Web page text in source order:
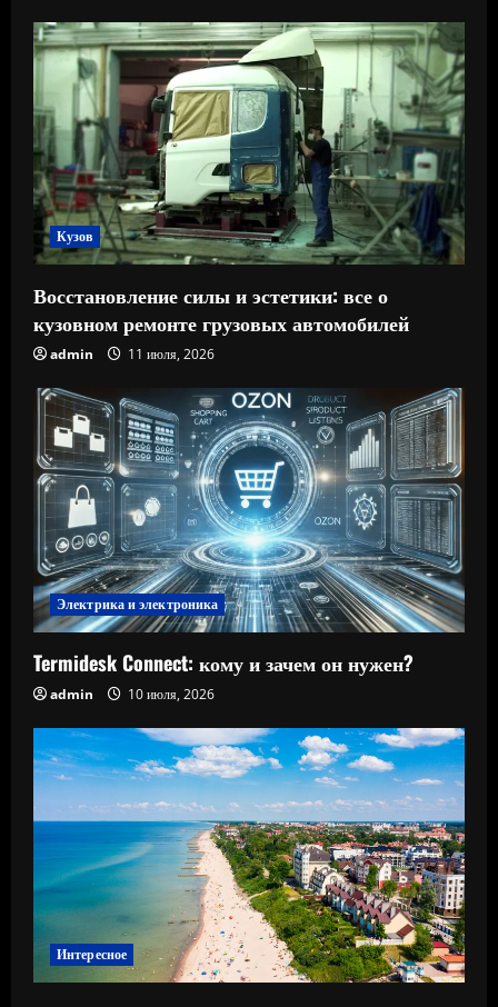
Кузов
Восстановление силы и эстетики: все о
кузовном ремонте грузовых автомобилей
admin 11 июля, 2026
Электрика и электроника
Termidesk Connect: кому и зачем он нужен?
admin 10 июля, 2026
Интересное